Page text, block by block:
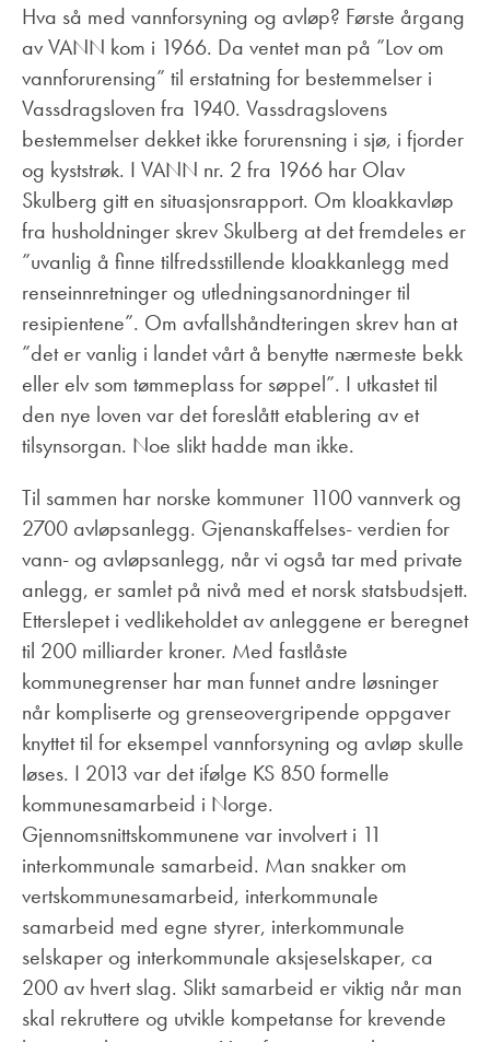
Hva så med vannforsyning og avløp? Første årgang
av VANN kom i 1966. Da ventet man på ”Lov om
vannforurensing” til erstatning for bestemmelser i
Vassdragsloven fra 1940. Vassdragslovens
bestemmelser dekket ikke forurensning i sjø, i fjorder
og kyststrøk. I VANN nr. 2 fra 1966 har Olav
Skulberg gitt en situasjonsrapport. Om kloakkavløp
fra husholdninger skrev Skulberg at det fremdeles er
”uvanlig å finne tilfredsstillende kloakkanlegg med
renseinnretninger og utledningsanordninger til
resipientene”. Om avfallshåndteringen skrev han at
”det er vanlig i landet vårt å benytte nærmeste bekk
eller elv som tømmeplass for søppel”. I utkastet til
den nye loven var det foreslått etablering av et
tilsynsorgan. Noe slikt hadde man ikke.
Til sammen har norske kommuner 1100 vannverk og
2700 avløpsanlegg. Gjenanskaffelses- verdien for
vann- og avløpsanlegg, når vi også tar med private
anlegg, er samlet på nivå med et norsk statsbudsjett.
Etterslepet i vedlikeholdet av anleggene er beregnet
til 200 milliarder kroner. Med fastlåste
kommunegrenser har man funnet andre løsninger
når kompliserte og grenseovergripende oppgaver
knyttet til for eksempel vannforsyning og avløp skulle
løses. I 2013 var det ifølge KS 850 formelle
kommunesamarbeid i Norge.
Gjennomsnittskommunene var involvert i 11
interkommunale samarbeid. Man snakker om
vertskommunesamarbeid, interkommunale
samarbeid med egne styrer, interkommunale
selskaper og interkommunale aksjeselskaper, ca
200 av hvert slag. Slikt samarbeid er viktig når man
skal rekruttere og utvikle kompetanse for krevende